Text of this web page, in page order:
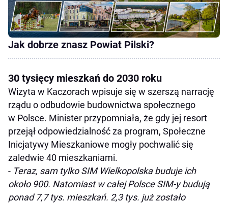
Jak dobrze znasz Powiat Pilski?
30 tysięcy mieszkań do 2030 roku
Wizyta w Kaczorach wpisuje się w szerszą narrację
rządu o odbudowie budownictwa społecznego
w Polsce. Minister przypomniała, że gdy jej resort
przejął odpowiedzialność za program, Społeczne
Inicjatywy Mieszkaniowe mogły pochwalić się
zaledwie 40 mieszkaniami.
- Teraz, sam tylko SIM Wielkopolska buduje ich
około 900. Natomiast w całej Polsce SIM-y budują
ponad 7,7 tys. mieszkań. 2,3 tys. już zostało